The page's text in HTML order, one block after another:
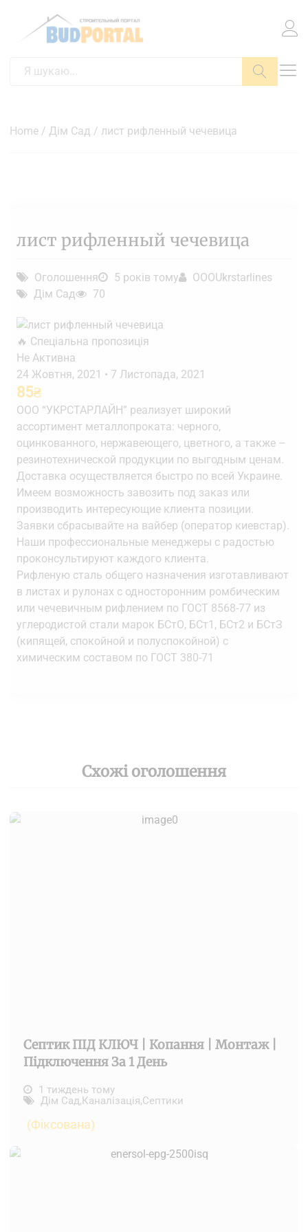
Home / Дім Сад / лист рифленный чечевица
лист рифленный чечевица
Оголошення 5 років тому
OOOUkrstarlines
Дім Сад
70
🔥 Спеціальна пропозиція
Не Активна
24 Жовтня, 2021 • 7 Листопада, 2021
85₴
ООО “УКРСТАРЛАЙН” реализует широкий
ассортимент металлопроката: черного,
оцинкованного, нержавеющего, цветного, а также –
резинотехнической продукции по выгодным ценам.
Доставка осуществляется быстро по всей Украине.
Имеем возможность завозить под заказ или
производить интересующие клиента позиции.
Заявки сбрасывайте на вайбер (оператор киевстар).
Наши профессиональные менеджеры с радостью
проконсультируют каждого клиента.
Рифленую сталь общего назначения изготавливают
в листах и рулонах с односторонним ромбическим
или чечевичным рифлением по ГОСТ 8568-77 из
углеродистой стали марок БСтО, БСт1, БСт2 и БСтЗ
(кипящей, спокойной и полуспокойной) с
химическим составом по ГОСТ 380-71
Схожі оголошення
Септик ПІД КЛЮЧ | Копання | Монтаж |
Підключення За 1 День
1 тиждень тому
Дім Сад,Каналізація,Септики
(Фіксована)